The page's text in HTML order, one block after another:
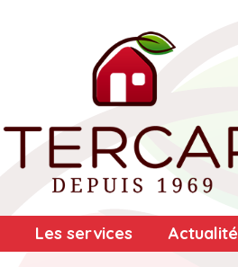
Les services